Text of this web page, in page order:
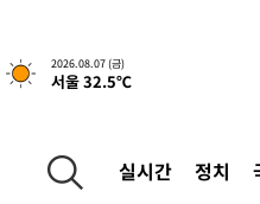
2026.08.07 (금)
서울 32.5℃
실시간 정치
실천"
-22969초 전 >이란, "오만과 '중앙
운드는 임시"
-14537초 전 >"낮 기온 소폭 하락"…
-14464초 전 >
[단독]중수청 지원
-12435초 전 >